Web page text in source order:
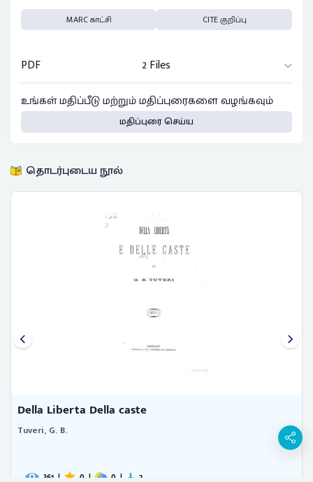
MARC காட்சி CITE குறிப்பு
PDF
2 Files
உங்கள் மதிப்பீடு மற்றும் மதிப்புரைகளை வழங்கவும்
மதிப்புரை செய்ய
தொடர்புடைய நூல்
Della Liberta Della caste
Tuveri, G. B.
361 | 0 | 0 | 2